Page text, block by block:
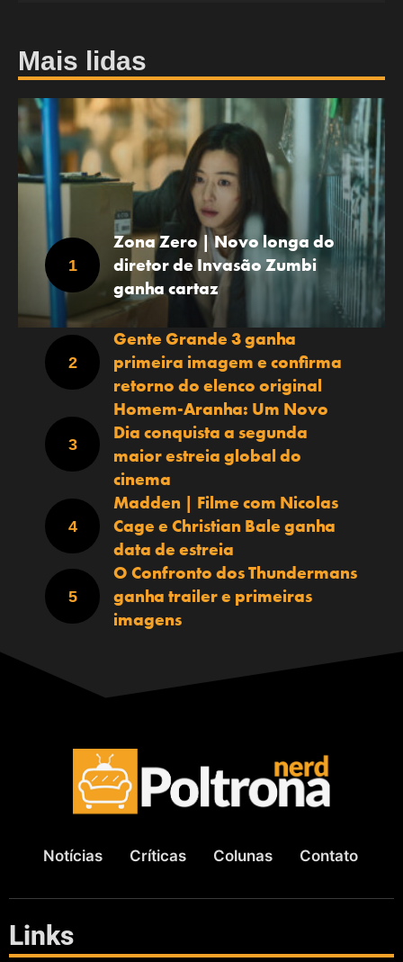
Mais lidas
Zona Zero | Novo longa do
diretor de Invasão Zumbi
ganha cartaz
Gente Grande 3 ganha
primeira imagem e confirma
retorno do elenco original
Homem-Aranha: Um Novo
Dia conquista a segunda
maior estreia global do
cinema
Madden | Filme com Nicolas
Cage e Christian Bale ganha
data de estreia
O Confronto dos Thundermans
ganha trailer e primeiras
imagens
Notícias Críticas Colunas Contato
Links